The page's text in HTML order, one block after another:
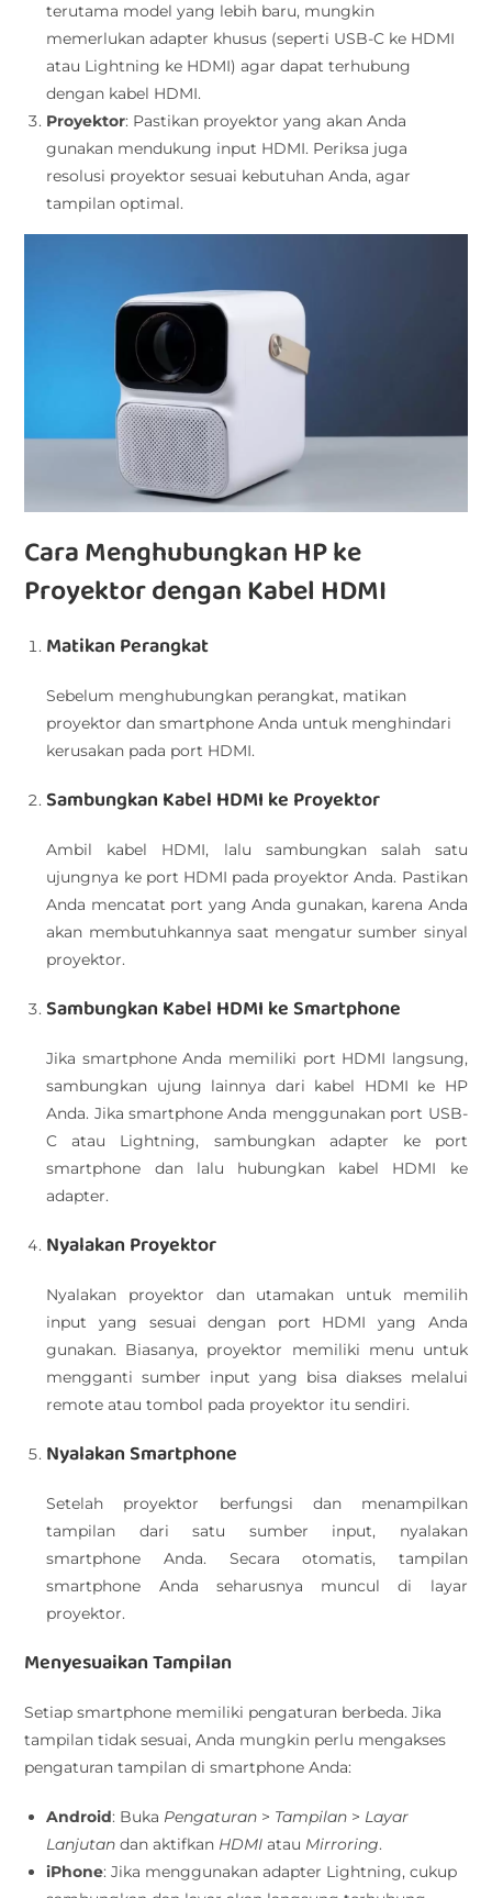
terutama model yang lebih baru, mungkin
memerlukan adapter khusus (seperti USB-C ke HDMI
atau Lightning ke HDMI) agar dapat terhubung
dengan kabel HDMI.
Proyektor: Pastikan proyektor yang akan Anda
gunakan mendukung input HDMI. Periksa juga
resolusi proyektor sesuai kebutuhan Anda, agar
tampilan optimal.
Cara Menghubungkan HP ke
Proyektor dengan Kabel HDMI
Matikan Perangkat
Sebelum menghubungkan perangkat, matikan
proyektor dan smartphone Anda untuk menghindari
kerusakan pada port HDMI.
Sambungkan Kabel HDMI ke Proyektor
Ambil kabel HDMI, lalu sambungkan salah satu
ujungnya ke port HDMI pada proyektor Anda. Pastikan
Anda mencatat port yang Anda gunakan, karena Anda
akan membutuhkannya saat mengatur sumber sinyal
proyektor.
Sambungkan Kabel HDMI ke Smartphone
Jika smartphone Anda memiliki port HDMI langsung,
sambungkan ujung lainnya dari kabel HDMI ke HP
Anda. Jika smartphone Anda menggunakan port USB-
C atau Lightning, sambungkan adapter ke port
smartphone dan lalu hubungkan kabel HDMI ke
adapter.
Nyalakan Proyektor
Nyalakan proyektor dan utamakan untuk memilih
input yang sesuai dengan port HDMI yang Anda
gunakan. Biasanya, proyektor memiliki menu untuk
mengganti sumber input yang bisa diakses melalui
remote atau tombol pada proyektor itu sendiri.
Nyalakan Smartphone
Setelah proyektor berfungsi dan menampilkan
tampilan dari satu sumber input, nyalakan
smartphone Anda. Secara otomatis, tampilan
smartphone Anda seharusnya muncul di layar
proyektor.
Menyesuaikan Tampilan
Setiap smartphone memiliki pengaturan berbeda. Jika
tampilan tidak sesuai, Anda mungkin perlu mengakses
pengaturan tampilan di smartphone Anda:
Android: Buka Pengaturan > Tampilan > Layar
Lanjutan dan aktifkan HDMI atau Mirroring.
iPhone: Jika menggunakan adapter Lightning, cukup